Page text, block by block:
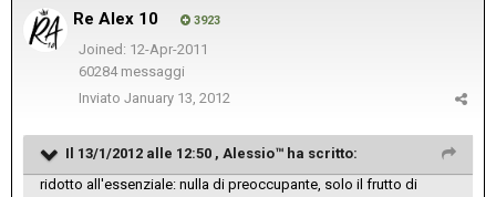
Re Alex 10 3923
Joined: 12-Apr-2011
60284 messaggi
Inviato January 13, 2012
Il 13/1/2012 alle 12:50 , Alessio™ ha scritto:
ridotto all'essenziale: nulla di preoccupante, solo il frutto di